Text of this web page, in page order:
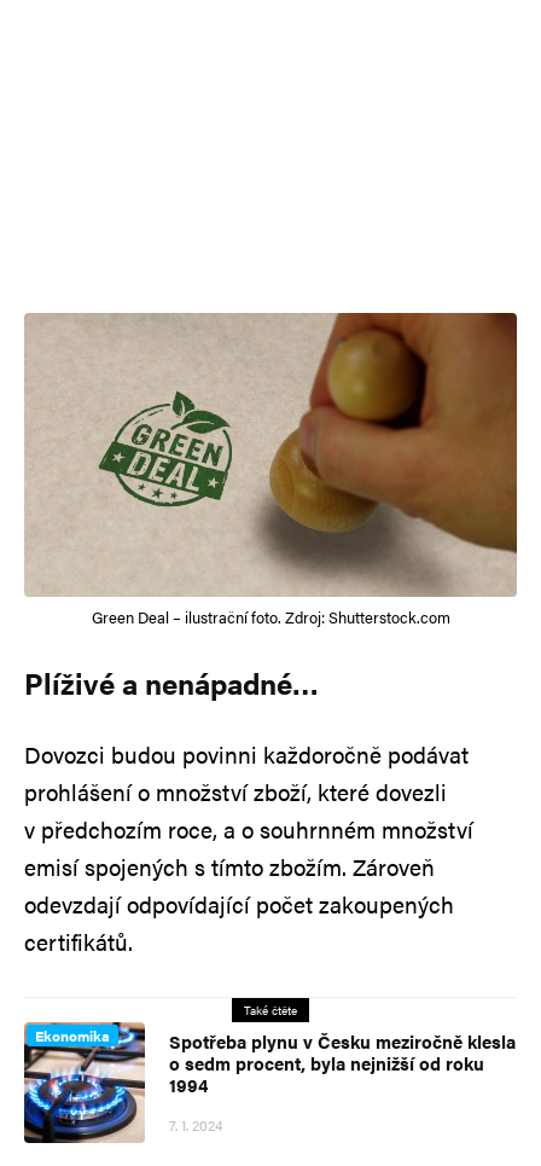
Green Deal – ilustrační foto. Zdroj: Shutterstock.com
Plíživé a nenápadné…
Dovozci budou povinni každoročně podávat
prohlášení o množství zboží, které dovezli
v předchozím roce, a o souhrnném množství
emisí spojených s tímto zbožím. Zároveň
odevzdají odpovídající počet zakoupených
certifikátů.
Také čtěte
Ekonomika
Spotřeba plynu v Česku meziročně klesla
o sedm procent, byla nejnižší od roku
1994
7. 1. 2024